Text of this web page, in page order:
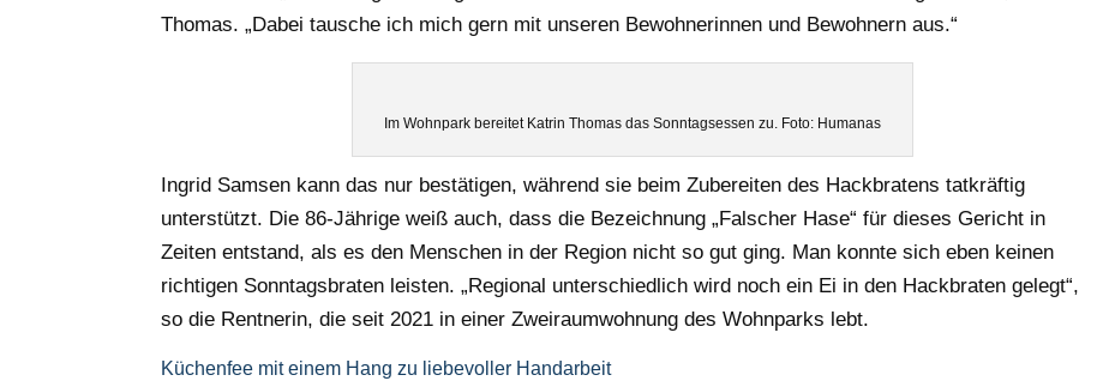
Thomas. „Dabei tausche ich mich gern mit unseren Bewohnerinnen und Bewohnern aus.“
Im Wohnpark bereitet Katrin Thomas das Sonntagsessen zu. Foto: Humanas
Ingrid Samsen kann das nur bestätigen, während sie beim Zubereiten des Hackbratens tatkräftig
unterstützt. Die 86-Jährige weiß auch, dass die Bezeichnung „Falscher Hase“ für dieses Gericht in
Zeiten entstand, als es den Menschen in der Region nicht so gut ging. Man konnte sich eben keinen
richtigen Sonntagsbraten leisten. „Regional unterschiedlich wird noch ein Ei in den Hackbraten gelegt“,
so die Rentnerin, die seit 2021 in einer Zweiraumwohnung des Wohnparks lebt.
Küchenfee mit einem Hang zu liebevoller Handarbeit